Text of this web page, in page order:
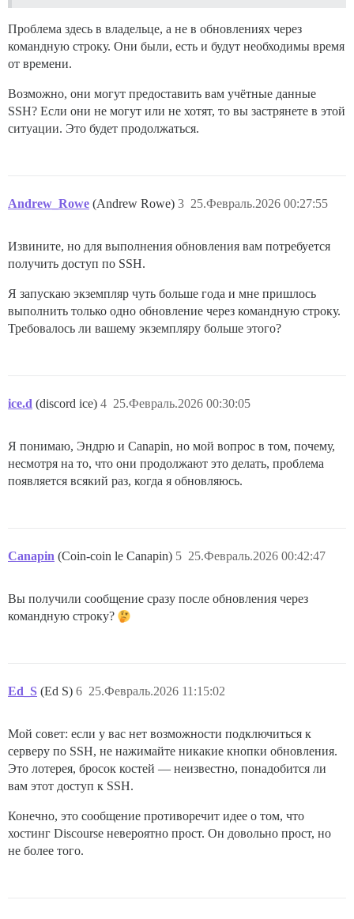
Проблема здесь в владельце, а не в обновлениях через
командную строку. Они были, есть и будут необходимы время
от времени.
Возможно, они могут предоставить вам учётные данные
SSH? Если они не могут или не хотят, то вы застрянете в этой
ситуации. Это будет продолжаться.
Andrew_Rowe (Andrew Rowe) 25.Февраль.2026 00:27:55
3
Извините, но для выполнения обновления вам потребуется
получить доступ по SSH.
Я запускаю экземпляр чуть больше года и мне пришлось
выполнить только одно обновление через командную строку.
Требовалось ли вашему экземпляру больше этого?
ice.d (discord ice) 25.Февраль.2026 00:30:05
4
Я понимаю, Эндрю и Canapin, но мой вопрос в том, почему,
несмотря на то, что они продолжают это делать, проблема
появляется всякий раз, когда я обновляюсь.
Canapin (Coin-coin le Canapin) 25.Февраль.2026 00:42:47
5
Вы получили сообщение сразу после обновления через
командную строку?
Ed_S (Ed S) 25.Февраль.2026 11:15:02
6
Мой совет: если у вас нет возможности подключиться к
серверу по SSH, не нажимайте никакие кнопки обновления.
Это лотерея, бросок костей — неизвестно, понадобится ли
вам этот доступ к SSH.
Конечно, это сообщение противоречит идее о том, что
хостинг Discourse невероятно прост. Он довольно прост, но
не более того.